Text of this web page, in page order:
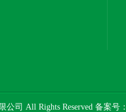
司 All Rights Reserved 备案号